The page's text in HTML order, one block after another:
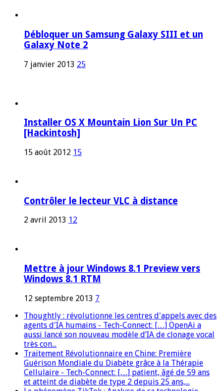
Débloquer un Samsung Galaxy SIII et un
Galaxy Note 2
7 janvier 2013 25
Installer OS X Mountain Lion Sur Un PC
[Hackintosh]
15 août 2012 15
Contrôler le lecteur VLC à distance
2 avril 2013 12
Mettre à jour Windows 8.1 Preview vers
Windows 8.1 RTM
12 septembre 2013 7
Thoughtly : révolutionne les centres d'appels avec des
agents d'IA humains - Tech-Connect: […] OpenAi a
aussi lancé son nouveau modèle d’IA de clonage vocal
très con...
Traitement Révolutionnaire en Chine: Première
Guérison Mondiale du Diabète grâce à la Thérapie
Cellulaire - Tech-Connect: […] patient, âgé de 59 ans
et atteint de diabète de type 2 depuis 25 ans,...